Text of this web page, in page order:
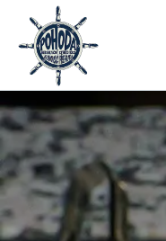
Přeskočit na hlavní obsah